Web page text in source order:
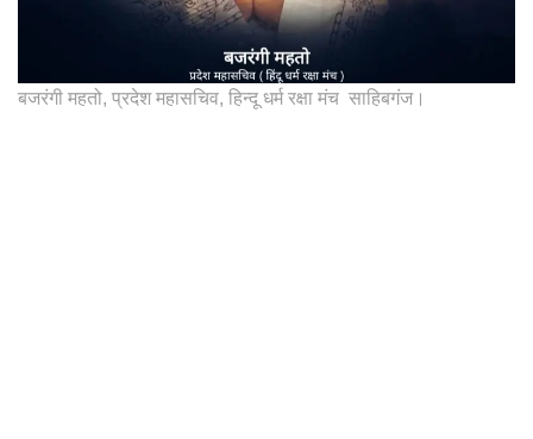
बजरंगी महतो, प्रदेश महासचिव, हिन्दू धर्म रक्षा मंच साहिबगंज।